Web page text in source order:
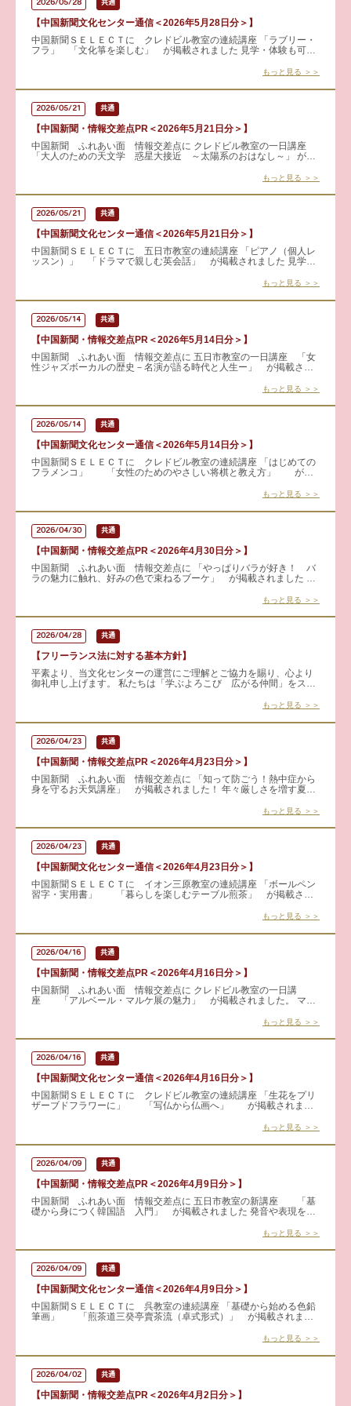
2026/05/28 共通
【中国新聞文化センター通信＜2026年5月28日分＞】
中国新聞ＳＥＬＥＣＴに クレドビル教室の連続講座 「ラブリー・
フラ」 「文化箏を楽しむ」 が掲載されました 見学・体験も可能
もっと見る ＞＞
2026/05/21 共通
【中国新聞・情報交差点PR＜2026年5月21日分＞】
中国新聞 ふれあい面 情報交差点に クレドビル教室の一日講座
「大人のための天文学 惑星大接近 ～太陽系のおはなし～」 が掲
もっと見る ＞＞
2026/05/21 共通
【中国新聞文化センター通信＜2026年5月21日分＞】
中国新聞ＳＥＬＥＣＴに 五日市教室の連続講座 「ピアノ（個人レ
ッスン）」 「ドラマで親しむ英会話」 が掲載されました 見学・
もっと見る ＞＞
2026/05/14 共通
【中国新聞・情報交差点PR＜2026年5月14日分＞】
中国新聞 ふれあい面 情報交差点に 五日市教室の一日講座 「女
性ジャズボーカルの歴史－名演が語る時代と人生ー」 が掲載され
もっと見る ＞＞
2026/05/14 共通
【中国新聞文化センター通信＜2026年5月14日分＞】
中国新聞ＳＥＬＥＣＴに クレドビル教室の連続講座 「はじめての
フラメンコ」 「女性のためのやさしい将棋と教え方」 が掲
もっと見る ＞＞
2026/04/30 共通
【中国新聞・情報交差点PR＜2026年4月30日分＞】
中国新聞 ふれあい面 情報交差点に 「やっぱりバラが好き！ バ
ラの魅力に触れ、好みの色で束ねるブーケ」 が掲載されました 好
もっと見る ＞＞
2026/04/28 共通
【フリーランス法に対する基本方針】
平素より、当文化センターの運営にご理解とご協力を賜り、心より
御礼申し上げます。 私たちは「学ぶよろこび 広がる仲間」をスロ
もっと見る ＞＞
2026/04/23 共通
【中国新聞・情報交差点PR＜2026年4月23日分＞】
中国新聞 ふれあい面 情報交差点に 「知って防ごう！熱中症から
身を守るお天気講座」 が掲載されました！ 年々厳しさを増す夏の
もっと見る ＞＞
2026/04/23 共通
【中国新聞文化センター通信＜2026年4月23日分＞】
中国新聞ＳＥＬＥＣＴに イオン三原教室の連続講座 「ボールペン
習字・実用書」 「暮らしを楽しむテーブル煎茶」 が掲載され
もっと見る ＞＞
2026/04/16 共通
【中国新聞・情報交差点PR＜2026年4月16日分＞】
中国新聞 ふれあい面 情報交差点に クレドビル教室の一日講
座 「アルベール・マルケ展の魅力」 が掲載されました。 マテ
もっと見る ＞＞
2026/04/16 共通
【中国新聞文化センター通信＜2026年4月16日分＞】
中国新聞ＳＥＬＥＣＴに クレドビル教室の連続講座 「生花をプリ
ザーブドフラワーに」 「写仏から仏画へ」 が掲載されまし
もっと見る ＞＞
2026/04/09 共通
【中国新聞・情報交差点PR＜2026年4月9日分＞】
中国新聞 ふれあい面 情報交差点に 五日市教室の新講座 「基
礎から身につく韓国語 入門」 が掲載されました 発音や表現を基
もっと見る ＞＞
2026/04/09 共通
【中国新聞文化センター通信＜2026年4月9日分＞】
中国新聞ＳＥＬＥＣＴに 呉教室の連続講座 「基礎から始める色鉛
筆画」 「煎茶道三癸亭賣茶流（卓式形式）」 が掲載されまし
もっと見る ＞＞
2026/04/02 共通
【中国新聞・情報交差点PR＜2026年4月2日分＞】